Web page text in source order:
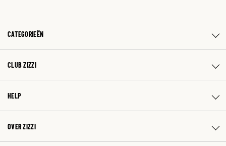
CATEGORIEËN
CLUB ZIZZI
HELP
OVER ZIZZI